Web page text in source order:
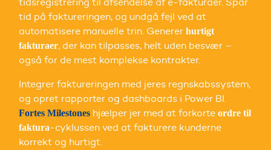
tidsregistrering til afsendelse af e-fakturaer. Spar
tid på faktureringen, og undgå fejl ved at
automatisere manuelle trin. Genererhurtigt
fakturaer, der kan tilpasses, helt uden besvær –
også for de mest komplekse kontrakter.
Integrer faktureringen med jeres regnskabssystem,
og opret rapporter og dashboards i Power BI.
Fortes Milestones hjælper jer med at forkorte ordre til
faktura-cyklussen ved at fakturere kunderne
korrekt og hurtigt.